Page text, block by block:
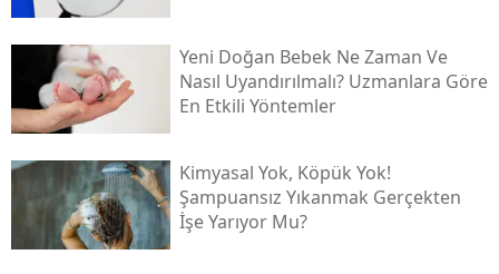
Yeni Doğan Bebek Ne Zaman Ve
Nasıl Uyandırılmalı? Uzmanlara Göre
En Etkili Yöntemler
Kimyasal Yok, Köpük Yok!
Şampuansız Yıkanmak Gerçekten
İşe Yarıyor Mu?